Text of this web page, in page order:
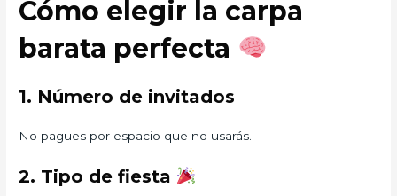
Cómo elegir la carpa
barata perfecta
1. Número de invitados
No pagues por espacio que no usarás.
2. Tipo de fiesta